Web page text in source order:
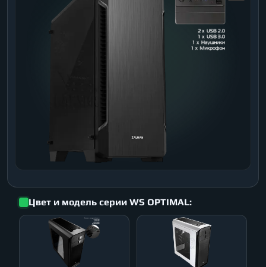
Цвет и модель серии WS OPTIMAL: